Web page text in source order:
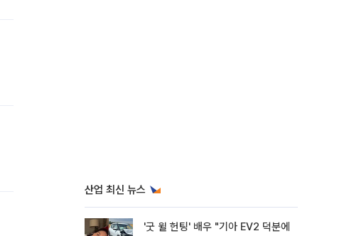
산업 최신 뉴스
'굿 윌 헌팅' 배우 "기아 EV2 덕분에